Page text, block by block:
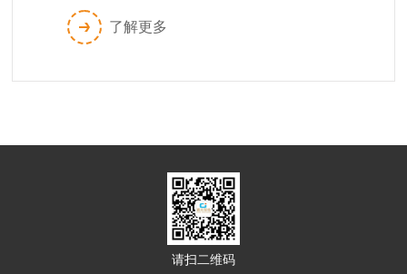
世纪先进材料和复杂结构测试...
了解更多
请扫二维码